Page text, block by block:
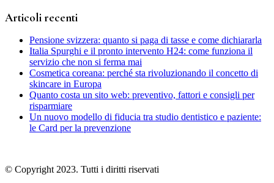
Articoli recenti
Pensione svizzera: quanto si paga di tasse e come dichiararla
Italia Spurghi e il pronto intervento H24: come funziona il
servizio che non si ferma mai
Cosmetica coreana: perché sta rivoluzionando il concetto di
skincare in Europa
Quanto costa un sito web: preventivo, fattori e consigli per
risparmiare
Un nuovo modello di fiducia tra studio dentistico e paziente:
le Card per la prevenzione
© Copyright 2023. Tutti i diritti riservati